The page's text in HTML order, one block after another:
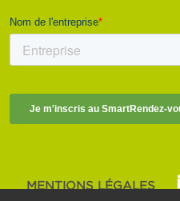
MENTIONS LÉGALES